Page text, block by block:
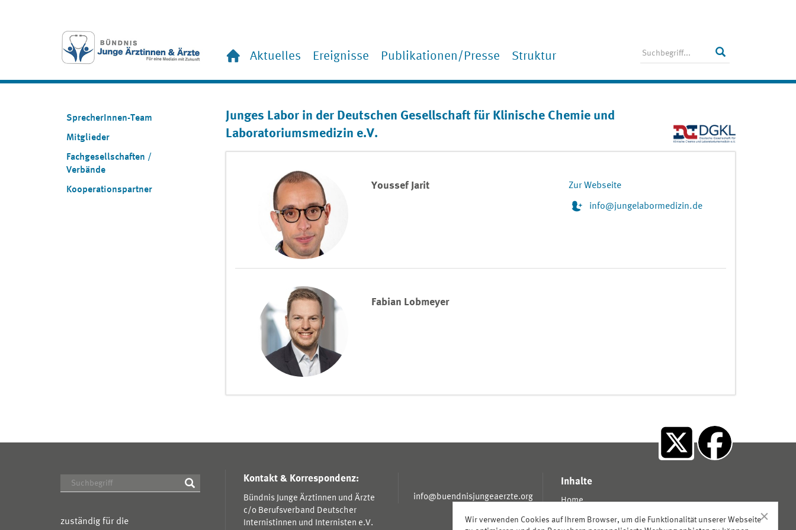
Home
Aktuelles Ereignisse Publikationen/Presse Struktur
Mitglieder
SprecherInnen-Team
Mitglieder
Fachgesellschaften /
Verbände
Kooperationspartner
Junges Labor in der Deutschen Gesellschaft für Klinische Chemie und
Laboratoriumsmedizin e.V.
Youssef Jarit Zur Webseite
info@jungelabormedizin.de
Fabian Lobmeyer
zuständig für die
Kontakt & Korrespondenz:
Bündnis Junge Ärztinnen und Ärzte
c/o Berufsverband Deutscher
Internistinnen und Internisten e.V.
info@buendnisjungeaerzte.org
Inhalte
Home
Ereignisse
Wir verwenden Cookies auf Ihrem Browser, um die Funktionalität unserer Webseite